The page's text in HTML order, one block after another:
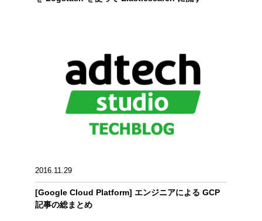
2016.11.29
[Google Cloud Platform] エンジニアによる GCP
記事の総まとめ